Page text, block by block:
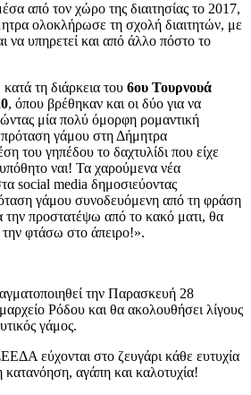
από τον χώρο της διαιτησίας το 2017,
ολοκλήρωσε τη σχολή διαιτητών, με
να υπηρετεί και από άλλο πόστο το
τη διάρκεια του 6ου Τουρνουά
, όπου βρέθηκαν και οι δύο για να
μία πολύ όμορφη ρομαντική
γάμου στη Δήμητρα
του γηπέδου το δαχτυλίδι που είχε
ναι! Τα χαρούμενα νέα
social media δημοσιεύοντας
γάμου συνοδευόμενη από τη φράση
την προστατέψω από το κακό ματι, θα
φτάσω στο άπειρο!».
την Παρασκευή 28
Ρόδου και θα ακολουθήσει λίγους
γάμος.
εύχονται στο ζευγάρι κάθε ευτυχία
κατανόηση, αγάπη και καλοτυχία!